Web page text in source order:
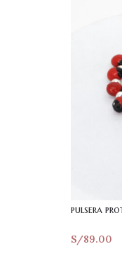
pulsera
S/89.00